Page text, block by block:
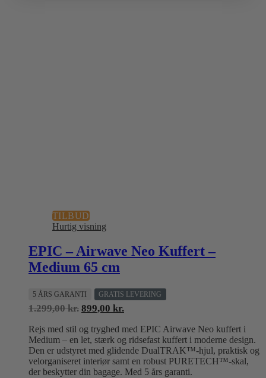
TILBUD
Hurtig visning
EPIC – Airwave Neo Kuffert –
Medium 65 cm
5 ÅRS GARANTI GRATIS LEVERING
1.299,00kr. Den
pris
var:
1.299,00 kr..
899,00 kr.Den
pris
er:
899,00 kr..
Rejs med stil og tryghed med EPIC Airwave Neo kuffert i
Medium – en let, stærk og ridsefast kuffert i moderne design.
Den er udstyret med glidende DualTRAK™-hjul, praktisk og
velorganiseret interiør samt en robust PURETECH™-skal,
der beskytter din bagage. Med 5 års garanti.